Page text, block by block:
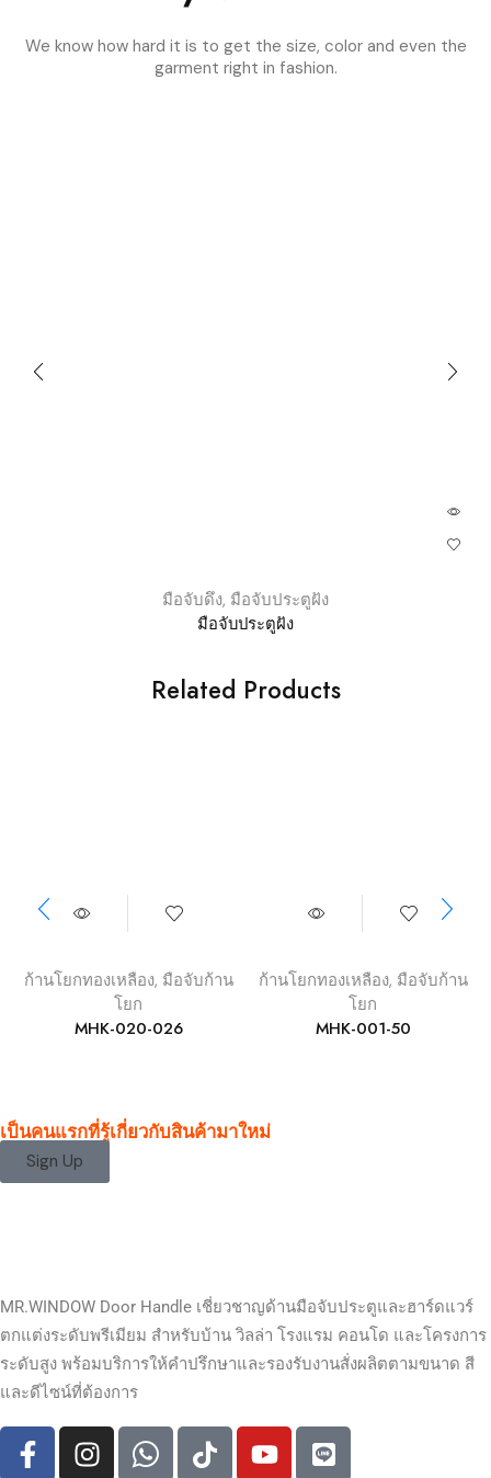
We know how hard it is to get the size, color and even the
garment right in fashion.
มือจับดึง, มือจับประตูฝัง
มือจับประตูฝัง
Related Products
ก้านโยกทองเหลือง, มือจับก้าน
โยก
MHK-020-026
ก้านโยกทองเหลือง, มือจับก้าน
โยก
MHK-001-50
เป็นคนแรกที่รู้เกี่ยวกับสินค้ามาใหม่
Sign Up
MR.WINDOW Door Handle เชี่ยวชาญด้านมือจับประตูและฮาร์ดแวร์
ตกแต่งระดับพรีเมียม สำหรับบ้าน วิลล่า โรงแรม คอนโด และโครงการ
ระดับสูง พร้อมบริการให้คำปรึกษาและรองรับงานสั่งผลิตตามขนาด สี
และดีไซน์ที่ต้องการ